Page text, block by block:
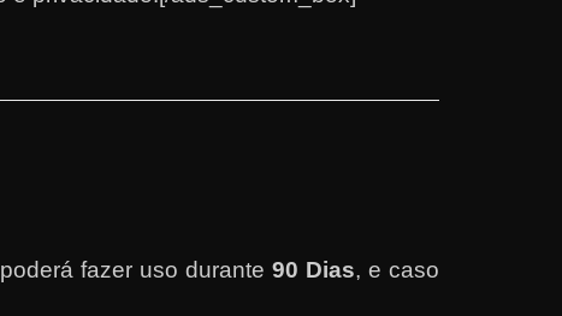
fazer uso durante90 Dias, e caso